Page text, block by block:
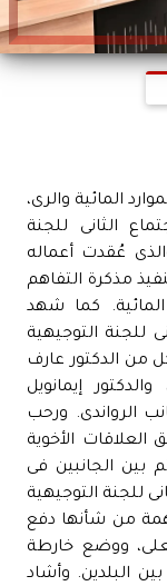
المائية والرى،
الثانى للجنة
عُقدت أعماله
٢٠٢٦، لمتابعة تنفيذ مذكرة التفاهم
كما شهد
للجنة التوجيهية
من الدكتور عارف
إيمانويل
الرواندى. ورحب
العلاقات الأخوية
بين الجانبين فى
للجنة التوجيهية
من شأنها دفع
ووضع خارطة
البلدين. وأشاد